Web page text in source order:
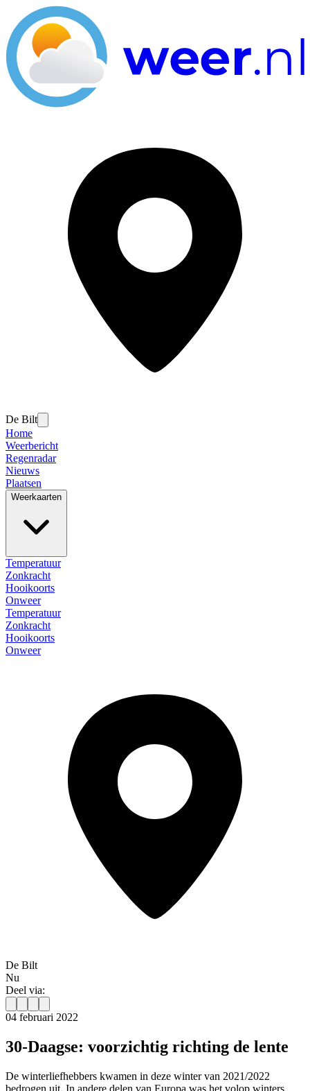
De Bilt
Home
Weerbericht
Regenradar
Nieuws
Plaatsen
Weerkaarten
Temperatuur
Zonkracht
Hooikoorts
Onweer
Temperatuur
Zonkracht
Hooikoorts
Onweer
De Bilt
Nu
Deel via:
04 februari 2022
30-Daagse: voorzichtig richting de lente
De winterliefhebbers kwamen in deze winter van 2021/2022
bedrogen uit. In andere delen van Europa was het volop winters,